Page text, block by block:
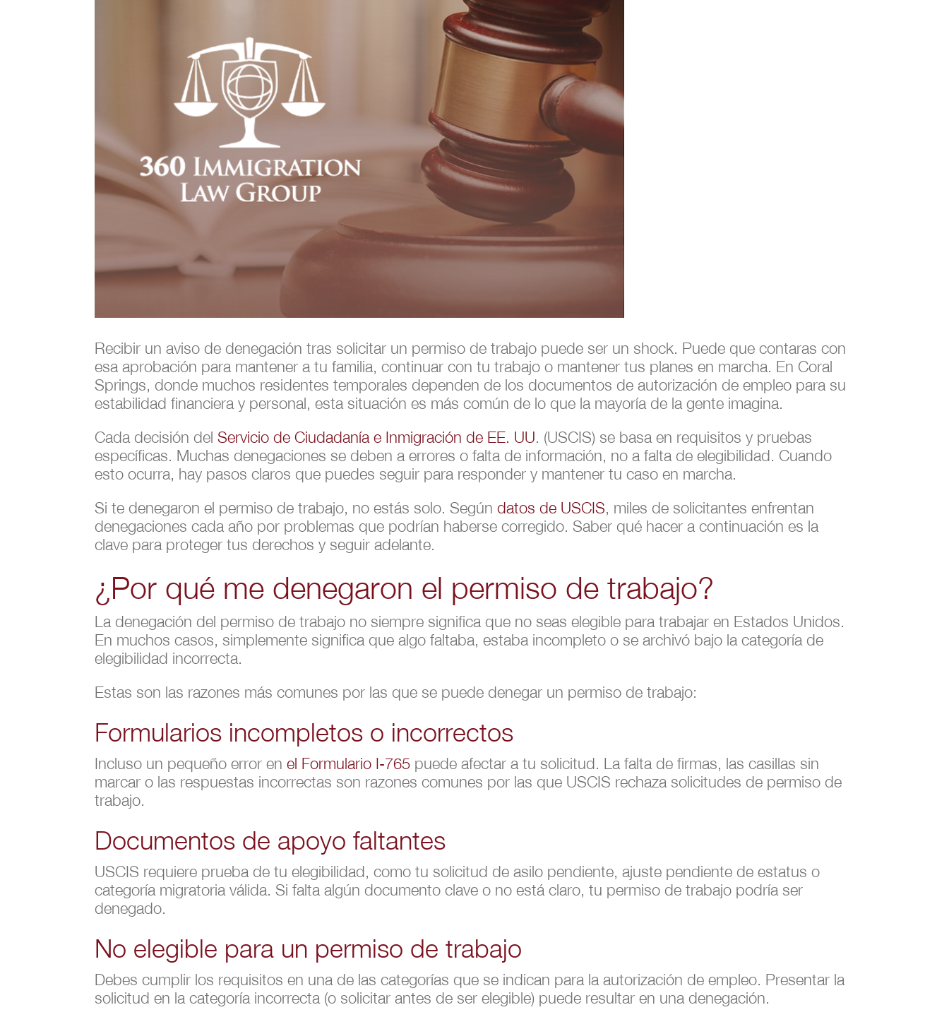
Recibir un aviso de denegación tras solicitar un permiso de trabajo puede ser un shock. Puede que contaras con
esa aprobación para mantener a tu familia, continuar con tu trabajo o mantener tus planes en marcha. En Coral
Springs, donde muchos residentes temporales dependen de los documentos de autorización de empleo para su
estabilidad financiera y personal, esta situación es más común de lo que la mayoría de la gente imagina.
Cada decisión delServicio de Ciudadanía e Inmigración de EE. UU. (USCIS) se basa en requisitos y pruebas
específicas. Muchas denegaciones se deben a errores o falta de información, no a falta de elegibilidad. Cuando
esto ocurra, hay pasos claros que puedes seguir para responder y mantener tu caso en marcha.
Si te denegaron el permiso de trabajo, no estás solo. Segúndatos de USCIS, miles de solicitantes enfrentan
denegaciones cada año por problemas que podrían haberse corregido. Saber qué hacer a continuación es la
clave para proteger tus derechos y seguir adelante.
¿Por qué me denegaron el permiso de trabajo?
La denegación del permiso de trabajo no siempre significa que no seas elegible para trabajar en Estados Unidos.
En muchos casos, simplemente significa que algo faltaba, estaba incompleto o se archivó bajo la categoría de
elegibilidad incorrecta.
Estas son las razones más comunes por las que se puede denegar un permiso de trabajo:
Formularios incompletos o incorrectos
Incluso un pequeño error enel Formulario I-765 puede afectar a tu solicitud. La falta de firmas, las casillas sin
marcar o las respuestas incorrectas son razones comunes por las que USCIS rechaza solicitudes de permiso de
trabajo.
Documentos de apoyo faltantes
USCIS requiere prueba de tu elegibilidad, como tu solicitud de asilo pendiente, ajuste pendiente de estatus o
categoría migratoria válida. Si falta algún documento clave o no está claro, tu permiso de trabajo podría ser
denegado.
No elegible para un permiso de trabajo
Debes cumplir los requisitos en una de las categorías que se indican para la autorización de empleo. Presentar la
solicitud en la categoría incorrecta (o solicitar antes de ser elegible) puede resultar en una denegación.